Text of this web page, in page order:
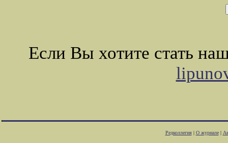
Если Вы хотите стать
Редколлегия| О журнале|